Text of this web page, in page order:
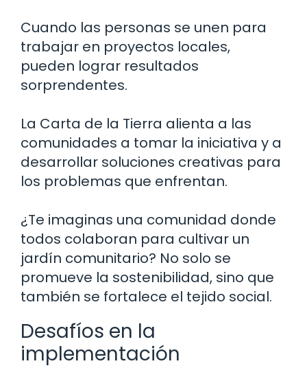
Cuando las personas se unen para
trabajar en proyectos locales,
pueden lograr resultados
sorprendentes.
La Carta de la Tierra alienta a las
comunidades a tomar la iniciativa y a
desarrollar soluciones creativas para
los problemas que enfrentan.
¿Te imaginas una comunidad donde
todos colaboran para cultivar un
jardín comunitario? No solo se
promueve la sostenibilidad, sino que
también se fortalece el tejido social.
Desafíos en la
implementación